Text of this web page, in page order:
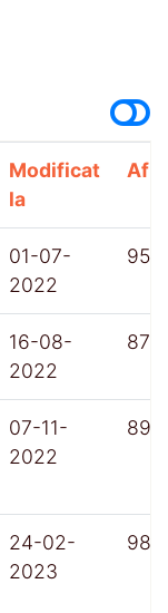
Modificat
la
01-07-
2022
958
16-08-
2022
876
07-11-
2022
898
24-02-
2023
983